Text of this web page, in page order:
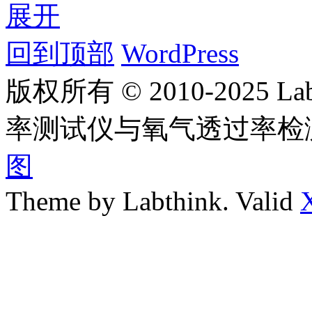
展开
回到顶部 WordPress
版权所有 © 2010-2025
率测试仪与氧气透过率
图
Theme by Labthink. Valid